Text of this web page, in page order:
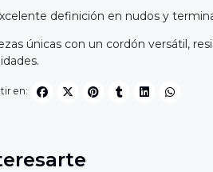
definición en nudos y
únicas con un cordón versátil,
en: